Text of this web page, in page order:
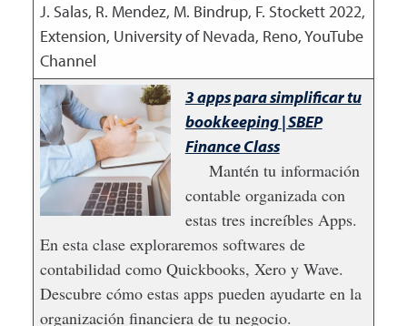
J. Salas, R. Mendez, M. Bindrup, F. Stockett2022,
Extension, University of Nevada, Reno, YouTube
Channel
3 apps para simplificar tu
bookkeeping | SBEP
Finance Class
Mantén tu información
contable organizada con
estas tres increíbles Apps.
En esta clase exploraremos softwares de
contabilidad como Quickbooks, Xero y Wave.
Descubre cómo estas apps pueden ayudarte en la
organización financiera de tu negocio.